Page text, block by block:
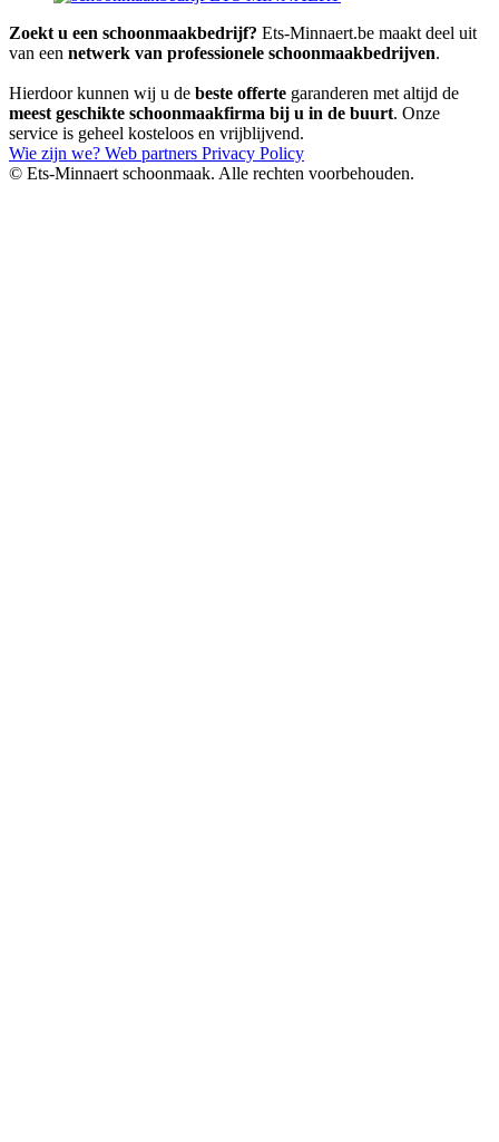
Zoekt u een schoonmaakbedrijf? Ets-Minnaert.be maakt deel uit
van een netwerk van professionele schoonmaakbedrijven.
Hierdoor kunnen wij u de beste offerte garanderen met altijd de
meest geschikte schoonmaakfirma bij u in de buurt. Onze
service is geheel kosteloos en vrijblijvend.
Wie zijn we? Web partners Privacy Policy
© Ets-Minnaert schoonmaak. Alle rechten voorbehouden.